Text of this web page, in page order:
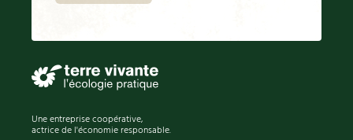
Une entreprise coopérative,
actrice de l'économie responsable.